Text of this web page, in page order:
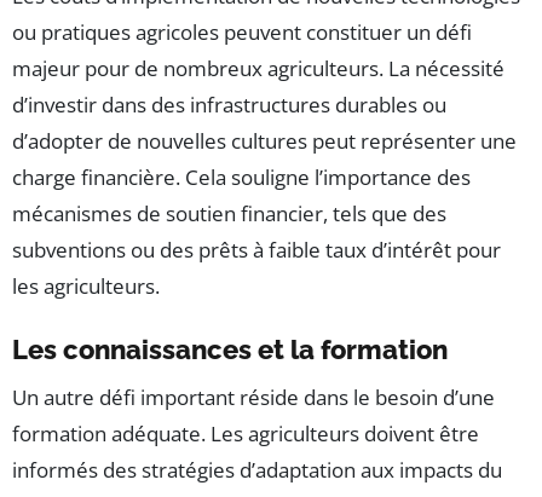
ou pratiques agricoles peuvent constituer un défi
majeur pour de nombreux agriculteurs. La nécessité
d’investir dans des infrastructures durables ou
d’adopter de nouvelles cultures peut représenter une
charge financière. Cela souligne l’importance des
mécanismes de soutien financier, tels que des
subventions ou des prêts à faible taux d’intérêt pour
les agriculteurs.
Les connaissances et la formation
Un autre défi important réside dans le besoin d’une
formation adéquate. Les agriculteurs doivent être
informés des stratégies d’adaptation aux impacts du